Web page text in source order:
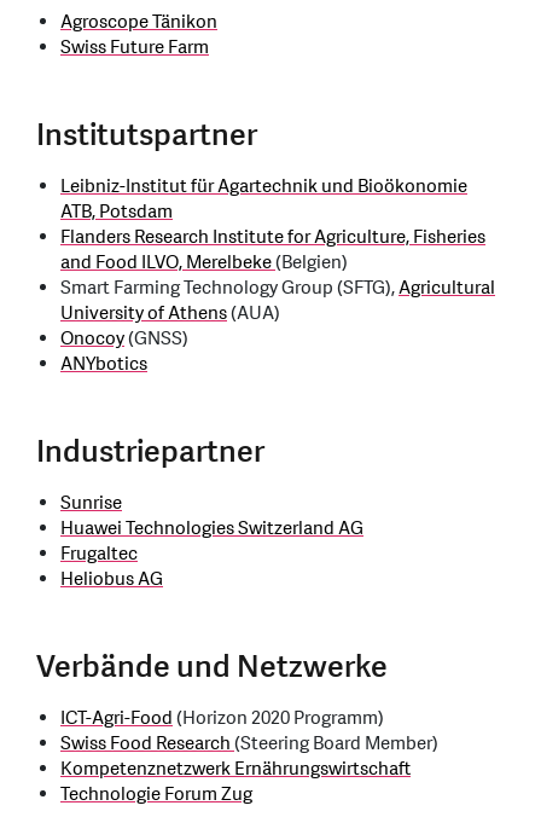
Agroscope Tänikon
Swiss Future Farm
Institutspartner
Leibniz-Institut für Agartechnik und Bioökonomie
ATB, Potsdam
Flanders Research Institute for Agriculture, Fisheries
and Food ILVO, Merelbeke(Belgien)
Smart Farming Technology Group (SFTG),Agricultural
University of Athens(AUA)
Onocoy(GNSS)
ANYbotics
Industriepartner
Sunrise
Huawei Technologies Switzerland AG
Frugaltec
Heliobus AG
Verbände und Netzwerke
ICT-Agri-Food(Horizon 2020 Programm)
Swiss Food Research(Steering Board Member)
Kompetenznetzwerk Ernährungswirtschaft
Technologie Forum Zug